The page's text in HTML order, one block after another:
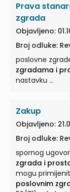
Prava
zgrada
Objavljeno:
Broj odluke:
poslovne
zgradama i
nastavku ...
Zakup
Objavljeno:
Broj odluke:
spornog
zgrada i
mogu
poslovnim